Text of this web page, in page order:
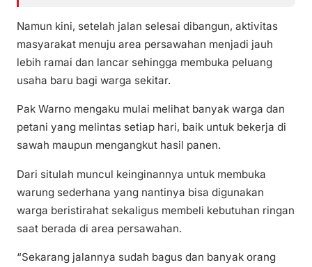
Namun kini, setelah jalan selesai dibangun, aktivitas
masyarakat menuju area persawahan menjadi jauh
lebih ramai dan lancar sehingga membuka peluang
usaha baru bagi warga sekitar.
Pak Warno mengaku mulai melihat banyak warga dan
petani yang melintas setiap hari, baik untuk bekerja di
sawah maupun mengangkut hasil panen.
Dari situlah muncul keinginannya untuk membuka
warung sederhana yang nantinya bisa digunakan
warga beristirahat sekaligus membeli kebutuhan ringan
saat berada di area persawahan.
“Sekarang jalannya sudah bagus dan banyak orang